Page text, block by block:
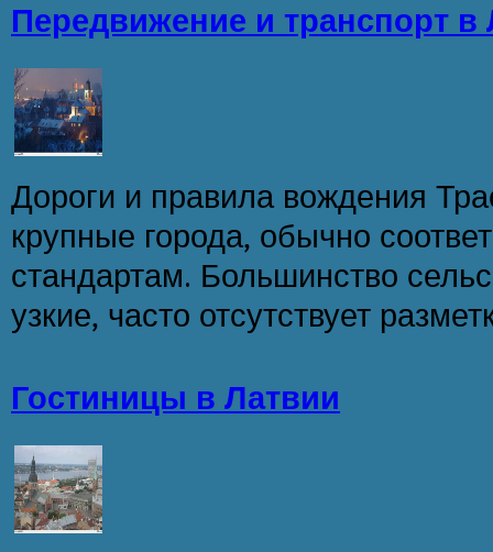
Передвижение и транспорт в
Дороги и правила вождения
крупные города, обычно
стандартам. Большинство
узкие, часто отсутствует
Гостиницы в Латвии